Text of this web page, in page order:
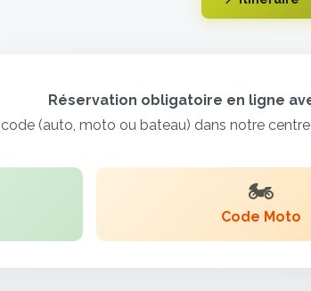
Réservation obligatoire en ligne
(auto, moto ou bateau) dans notre
🏍️
Code Moto